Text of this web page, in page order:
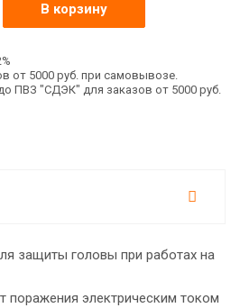
В корзину
от 5000 руб. при самовывозе.
ПВЗ "СДЭК" для заказов от 5000 руб.
защиты головы при работах на
поражения электрическим током